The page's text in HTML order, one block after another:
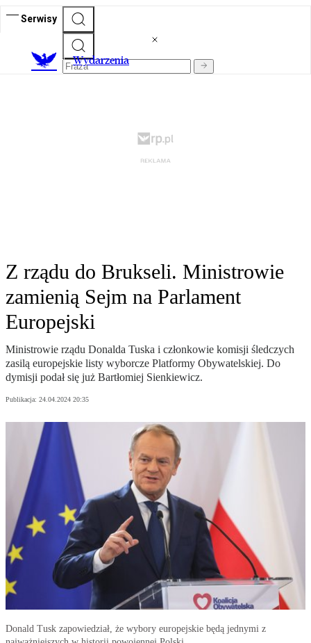
Serwisy
Wydarzenia
Z rządu do Brukseli. Ministrowie
zamienią Sejm na Parlament
Europejski
Ministrowie rządu Donalda Tuska i członkowie komisji śledczych
zasilą europejskie listy wyborcze Platformy Obywatelskiej. Do
dymisji podał się już Bartłomiej Sienkiewicz.
Publikacja: 24.04.2024 20:35
Donald Tusk zapowiedział, że wybory europejskie będą jednymi z